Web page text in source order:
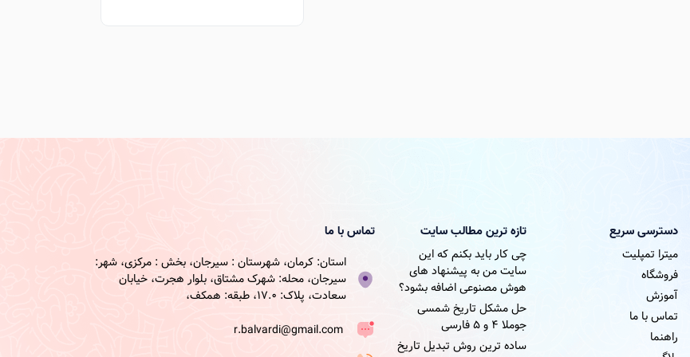
دسترسی سریع
میترا تمپلیت
فروشگاه
آموزش
تماس با ما
راهنما
تازه ترین مطالب سایت
چی کار باید بکنم که این
سایت من به پیشنهاد های
هوش مصنوعی اضافه بشود؟
حل مشکل تاریخ شمسی
جوملا ۴ و ۵ فارسی
ساده ترین روش تبدیل تاریخ
تماس با ما
استان: کرمان، شهرستان : سیرجان، بخش : مرکزی، شهر:
سیرجان، محله: شهرک مشتاق، بلوار هجرت، خیابان
سعادت، پلاک: 17.0، طبقه: همکف،